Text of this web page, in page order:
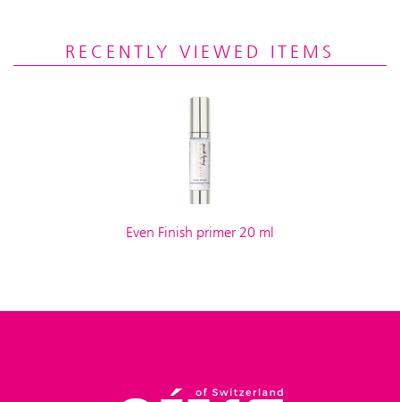
RECENTLY VIEWED ITEMS
Even Finish primer 20 ml